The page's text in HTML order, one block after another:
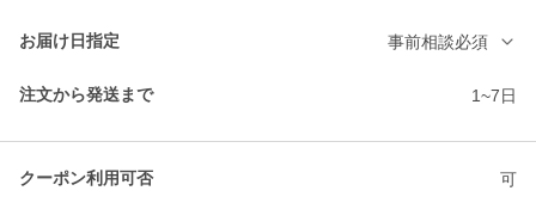
お届け日指定 事前相談必須
注文から発送まで 1~7日
クーポン利用可否 可